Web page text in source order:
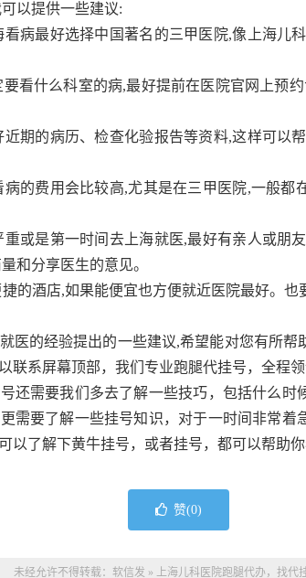
以提供一些建议:
看病最好选择中国著名的三甲医院,像上海儿
看什么科室的病,最好提前在医院官网上预
期的病历、检查化验报告等资料,这样可以
的费用会比较高,尤其是在三甲医院,一般都
重或是第一时间去上海就医,最好有亲人或朋
和分享医生的意见。
的酒店,如果能便宜也方便就近医院最好。
医的经验提出的一些建议,希望能对您有所帮
联系屏幕顶部，我们专业跑腿代挂号，全程领
还需要我们多去了解一些技巧，包括什么
需要了解一些挂号知识，对于一时间非常着
以了解下黄牛挂号，或者挂号，都可以帮助你
赞(0)
未经允许不得转载： 软信发 » 上海儿科医院跑腿代办，找代